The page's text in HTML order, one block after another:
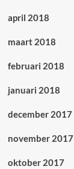
april 2018
maart 2018
februari 2018
januari 2018
december 2017
november 2017
oktober 2017